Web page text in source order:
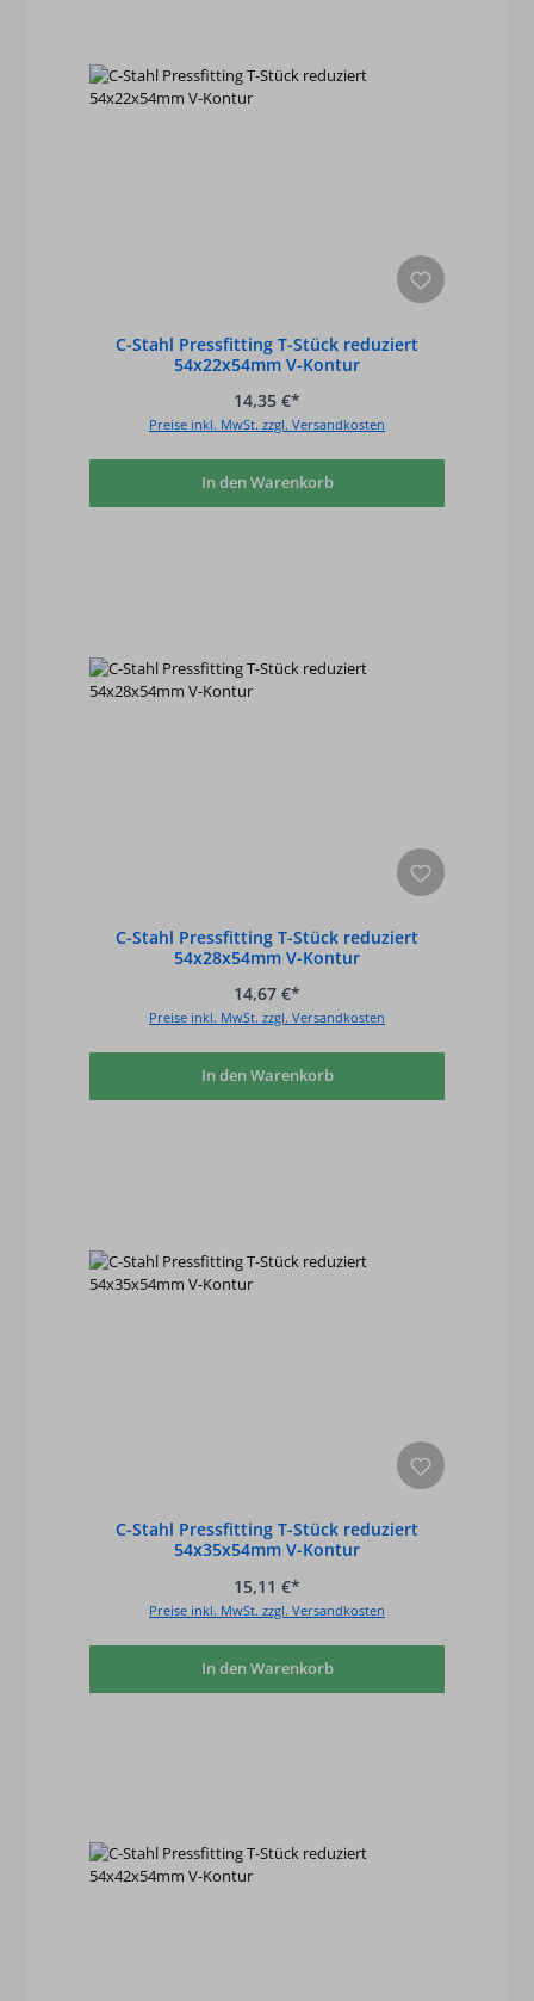
C-Stahl Pressfitting T-Stück reduziert
54x22x54mm V-Kontur
14,35 €*
Preise inkl. MwSt. zzgl. Versandkosten
In den Warenkorb
C-Stahl Pressfitting T-Stück reduziert
54x28x54mm V-Kontur
14,67 €*
Preise inkl. MwSt. zzgl. Versandkosten
In den Warenkorb
C-Stahl Pressfitting T-Stück reduziert
54x35x54mm V-Kontur
15,11 €*
Preise inkl. MwSt. zzgl. Versandkosten
In den Warenkorb